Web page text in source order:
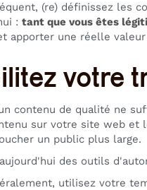
(re) définissez les
:tant que vous êtes
apporter une réelle
votre
contenu de qualité ne
sur votre site web et
un public plus large.
des outils
utilisez votre